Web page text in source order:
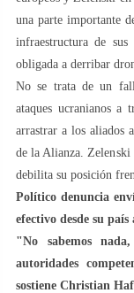
una parte importante
infraestructura de
obligada a derribar
No se trata de un
ataques ucranianos a
arrastrar a los aliados
de la Alianza. Zelenski
debilita su posición
Político denuncia
efectivo desde su
"No sabemos
autoridades
sostiene Christian